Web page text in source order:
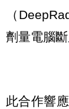
（
劑量電腦
此合作響